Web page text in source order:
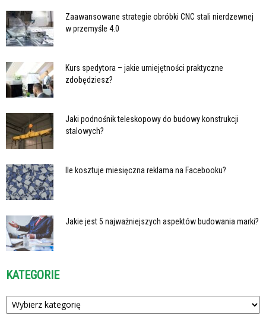
Zaawansowane strategie obróbki CNC stali nierdzewnej
w przemyśle 4.0
Kurs spedytora – jakie umiejętności praktyczne
zdobędziesz?
Jaki podnośnik teleskopowy do budowy konstrukcji
stalowych?
Ile kosztuje miesięczna reklama na Facebooku?
Jakie jest 5 najważniejszych aspektów budowania marki?
KATEGORIE
Kategorie